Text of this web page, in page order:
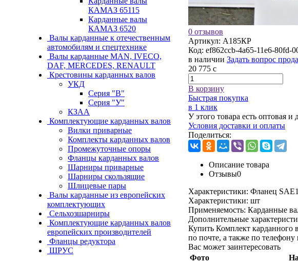
КАМАЗ 65115
Карданные валы
КАМАЗ 6520
Валы карданные к отечественным
автомобилям и спецтехнике
Валы карданные MAN, IVECO,
DAF, MERCEDES, RENAULT
Крестовины карданных валов
УКД
Серия "В"
Серия "У"
КЗАА
Комплектующие карданных валов
Вилки приварные
Комплекты карданных валов
Промежуточные опоры
Фланцы карданных валов
Шарниры приварные
Шарниры скользящие
Шлицевые пары
Валы карданные из европейских
комплектующих
Сельхозшарниры
Комплектующие карданных валов
европейских производителей
Фланцы редуктора
ШРУС
0 отзывов
Артикул: А185КР
Код: ef862ccb-4a65-11e6-80fd-
в наличии Задать вопрос
20 775 c
В корзину
Быстрая покупка
в 1 клик
У этого товара есть оптовая и
Условия доставки и оплаты
Поделиться:
Описание товара
Отзывы0
Характеристики: Фланец
Характеристики: шт
Применяемость: Карданные
Дополнительные
Купить Комплект
по почте, а также по телефону
Вас может заинтересовать
Фото